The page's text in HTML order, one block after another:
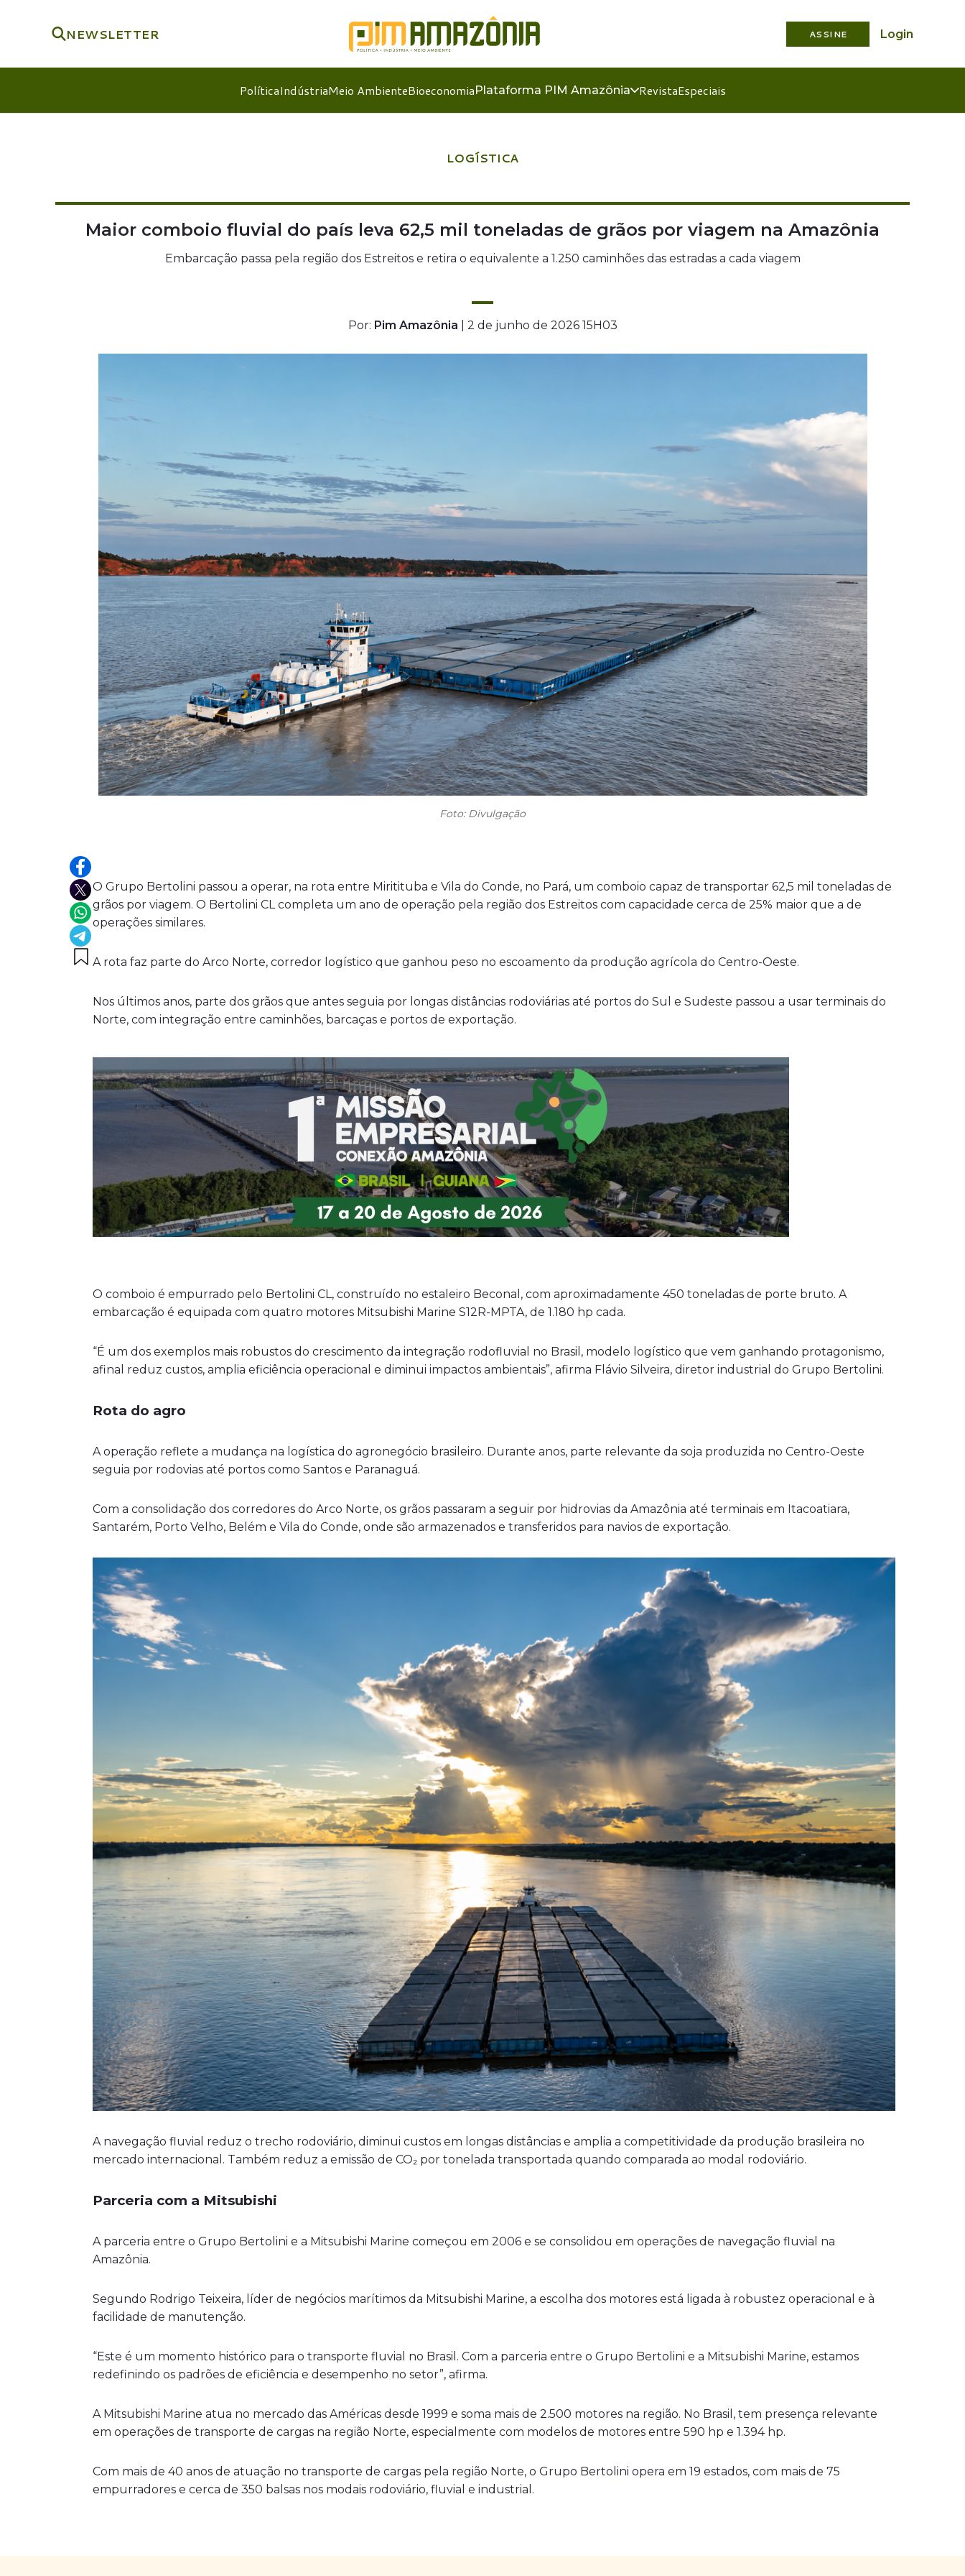
NEWSLETTER ASSINE Login
PolíticaIndústriaMeio AmbienteBioeconomiaPlataforma PIM Amazônia RevistaEspeciais
LOGÍSTICA
Maior comboio fluvial do país leva 62,5 mil toneladas de grãos por viagem na Amazônia
Embarcação passa pela região dos Estreitos e retira o equivalente a 1.250 caminhões das estradas a cada viagem
Por: Pim Amazônia | 2 de junho de 2026 15H03
Foto: Divulgação
O Grupo Bertolini passou a operar, na rota entre Miritituba e Vila do Conde, no Pará, um comboio capaz de transportar 62,5 mil toneladas de
grãos por viagem. O Bertolini CL completa um ano de operação pela região dos Estreitos com capacidade cerca de 25% maior que a de
operações similares.
A rota faz parte do Arco Norte, corredor logístico que ganhou peso no escoamento da produção agrícola do Centro-Oeste.
Nos últimos anos, parte dos grãos que antes seguia por longas distâncias rodoviárias até portos do Sul e Sudeste passou a usar terminais do
Norte, com integração entre caminhões, barcaças e portos de exportação.
O comboio é empurrado pelo Bertolini CL, construído no estaleiro Beconal, com aproximadamente 450 toneladas de porte bruto. A
embarcação é equipada com quatro motores Mitsubishi Marine S12R-MPTA, de 1.180 hp cada.
“É um dos exemplos mais robustos do crescimento da integração rodofluvial no Brasil, modelo logístico que vem ganhando protagonismo,
afinal reduz custos, amplia eficiência operacional e diminui impactos ambientais”, afirma Flávio Silveira, diretor industrial do Grupo Bertolini.
Rota do agro
A operação reflete a mudança na logística do agronegócio brasileiro. Durante anos, parte relevante da soja produzida no Centro-Oeste
seguia por rodovias até portos como Santos e Paranaguá.
Com a consolidação dos corredores do Arco Norte, os grãos passaram a seguir por hidrovias da Amazônia até terminais em Itacoatiara,
Santarém, Porto Velho, Belém e Vila do Conde, onde são armazenados e transferidos para navios de exportação.
A navegação fluvial reduz o trecho rodoviário, diminui custos em longas distâncias e amplia a competitividade da produção brasileira no
mercado internacional. Também reduz a emissão de CO₂ por tonelada transportada quando comparada ao modal rodoviário.
Parceria com a Mitsubishi
A parceria entre o Grupo Bertolini e a Mitsubishi Marine começou em 2006 e se consolidou em operações de navegação fluvial na
Amazônia.
Segundo Rodrigo Teixeira, líder de negócios marítimos da Mitsubishi Marine, a escolha dos motores está ligada à robustez operacional e à
facilidade de manutenção.
“Este é um momento histórico para o transporte fluvial no Brasil. Com a parceria entre o Grupo Bertolini e a Mitsubishi Marine, estamos
redefinindo os padrões de eficiência e desempenho no setor”, afirma.
A Mitsubishi Marine atua no mercado das Américas desde 1999 e soma mais de 2.500 motores na região. No Brasil, tem presença relevante
em operações de transporte de cargas na região Norte, especialmente com modelos de motores entre 590 hp e 1.394 hp.
Com mais de 40 anos de atuação no transporte de cargas pela região Norte, o Grupo Bertolini opera em 19 estados, com mais de 75
empurradores e cerca de 350 balsas nos modais rodoviário, fluvial e industrial.